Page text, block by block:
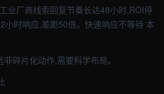
业厂商线索回复节奏长达48小时,ROI停
小时响应,差距50倍。快速响应不等待 本
碎片化动作,需要科学布局。